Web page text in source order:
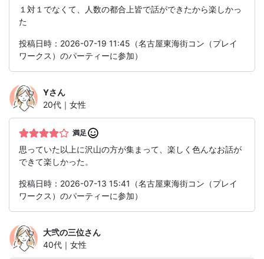
１対１でなくて、人数の都合上皆で話ができたから楽しかっ
た
投稿日時：2026-07-19 11:45（名古屋東海街コン（プレイ
ワークス）のパーティーに参加）
Yさん
20代｜女性
満足
思っていた以上に沢山の方が集まって、楽しく色んなお話が
できて楽しかった。
投稿日時：2026-07-13 15:41（名古屋東海街コン（プレイ
ワークス）のパーティーに参加）
大弐の三位さん
40代｜女性